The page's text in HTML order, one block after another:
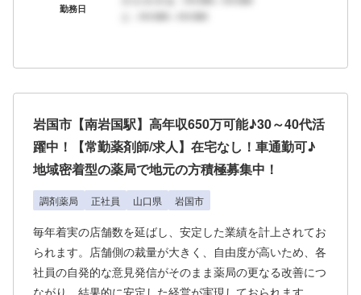
勤務日
土：HH:MM～HH:MM
岩国市【南岩国駅】高年収650万可能♪30～40代活
躍中！【常勤薬剤師/求人】在宅なし！車通勤可♪
地域密着型の薬局で地元の方積極募集中！
調剤薬局 正社員 山口県 岩国市
毎年着実の店舗数を延ばし、安定した業績を計上されてお
られます。店舗側の裁量が大きく、自由度が高いため、各
社員の自発的な意見発信がそのまま薬局の更なる改善につ
ながり、結果的に安定した経営が実現しておられます。